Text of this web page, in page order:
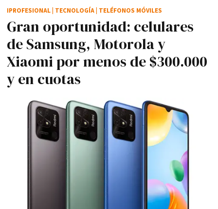
Gran oportunidad: celulares
de Samsung, Motorola y
Xiaomi por menos de $300.000
y en cuotas
IPROFESIONAL TECNOLOGÍA TELÉFONOS MÓVILES